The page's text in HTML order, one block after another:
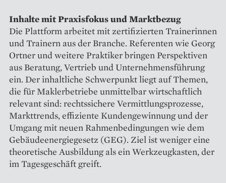
Inhalte mit Praxisfokus und Marktbezug
Die Plattform arbeitet mit zertifizierten Trainerinnen
und Trainern aus der Branche. Referenten wie Georg
Ortner und weitere Praktiker bringen Perspektiven
aus Beratung, Vertrieb und Unternehmensführung
ein. Der inhaltliche Schwerpunkt liegt auf Themen,
die für Maklerbetriebe unmittelbar wirtschaftlich
relevant sind: rechtssichere Vermittlungsprozesse,
Markttrends, effiziente Kundengewinnung und der
Umgang mit neuen Rahmenbedingungen wie dem
Gebäudeenergiegesetz (GEG). Ziel ist weniger eine
theoretische Ausbildung als ein Werkzeugkasten, der
im Tagesgeschäft greift.